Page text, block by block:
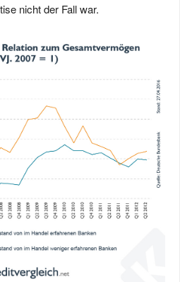
nicht der Fall war.